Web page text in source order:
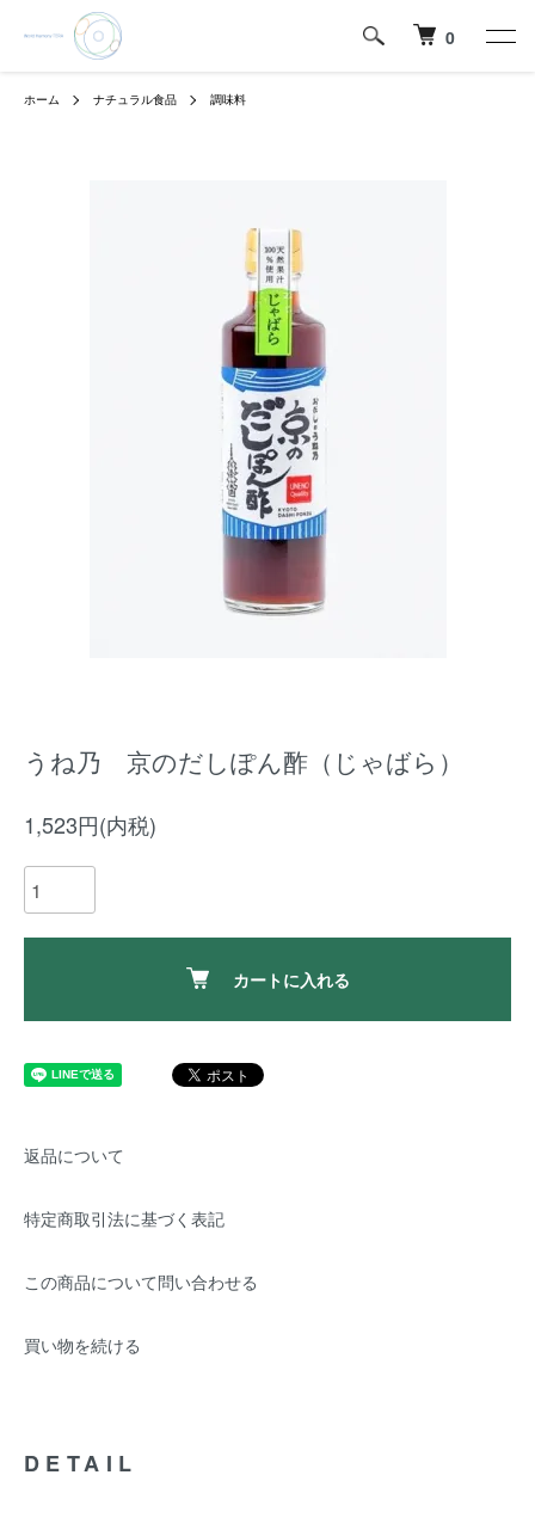
0
ホーム ナチュラル食品 調味料
うね乃 京のだしぽん酢（じゃばら）
1,523円(内税)
カートに入れる
返品について
特定商取引法に基づく表記
この商品について問い合わせる
買い物を続ける
DETAIL